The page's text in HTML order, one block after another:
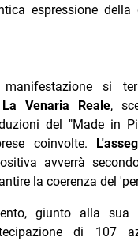
espressione
si
La Venaria Reale,
del "Made in
coinvolte.
avverrà
la coerenza del
giunto alla sua
di 107